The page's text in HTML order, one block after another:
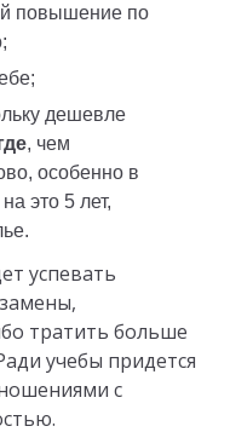
повышение по
дешевле
, чем
особенно в
это 5 лет,
успевать
тратить больше
учебы придется
с